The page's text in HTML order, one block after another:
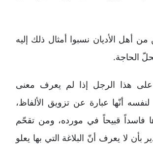
من أهل الأديان نسبوا أمثال ذلك إليه
الحاجة.
على هذا الرجل إذا لم يعرف معنى
لنفسه أنّها عبارة عن تزويق الألفاظ،
فاسداً قبيحاً في مورده، ومن تقحّم
بأن لا يعرف أنّ البلاغة التي بها يعلو